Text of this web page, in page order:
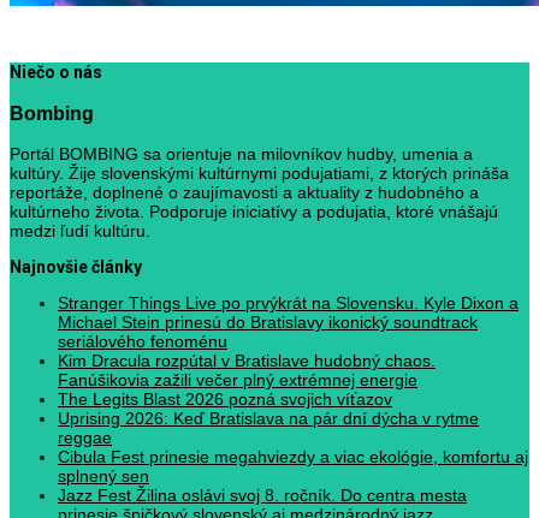
Niečo o nás
Bombing
Portál BOMBING sa orientuje na milovníkov hudby, umenia a
kultúry. Žije slovenskými kultúrnymi podujatiami, z ktorých prináša
reportáže, doplnené o zaujímavosti a aktuality z hudobného a
kultúrneho života. Podporuje iniciatívy a podujatia, ktoré vnášajú
medzi ľudí kultúru.
Najnovšie články
Stranger Things Live po prvýkrát na Slovensku. Kyle Dixon a
Michael Stein prinesú do Bratislavy ikonický soundtrack
seriálového fenoménu
Kim Dracula rozpútal v Bratislave hudobný chaos.
Fanúšikovia zažili večer plný extrémnej energie
The Legits Blast 2026 pozná svojich víťazov
Uprising 2026: Keď Bratislava na pár dní dýcha v rytme
reggae
Cibula Fest prinesie megahviezdy a viac ekológie, komfortu aj
splnený sen
Jazz Fest Žilina oslávi svoj 8. ročník. Do centra mesta